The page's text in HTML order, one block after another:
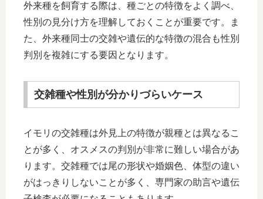
外来種を飼育する際は、種ごとの特徴をよく調べ、
性別の見分け方を理解しておくことが重要です。ま
た、外来種同士の交雑や遺伝的な特徴の混合も性別
判別を複雑にする要因となります。
交雑種や性別が分かりづらいケース
イモリの交雑種は外見上の特徴が親種とは異なるこ
とが多く、オスメスの判別が非常に難しい場合があ
ります。交雑種では尾の形状や婚姻色、体型の違い
がはっきりしないことが多く、専門家の助言や遺伝